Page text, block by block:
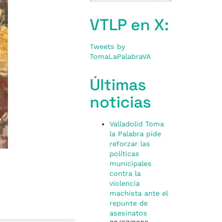
VTLP en X:
Tweets by
TomaLaPalabraVA
Últimas
noticias
Valladolid Toma
la Palabra pide
reforzar las
políticas
municipales
contra la
violencia
machista ante el
repunte de
asesinatos